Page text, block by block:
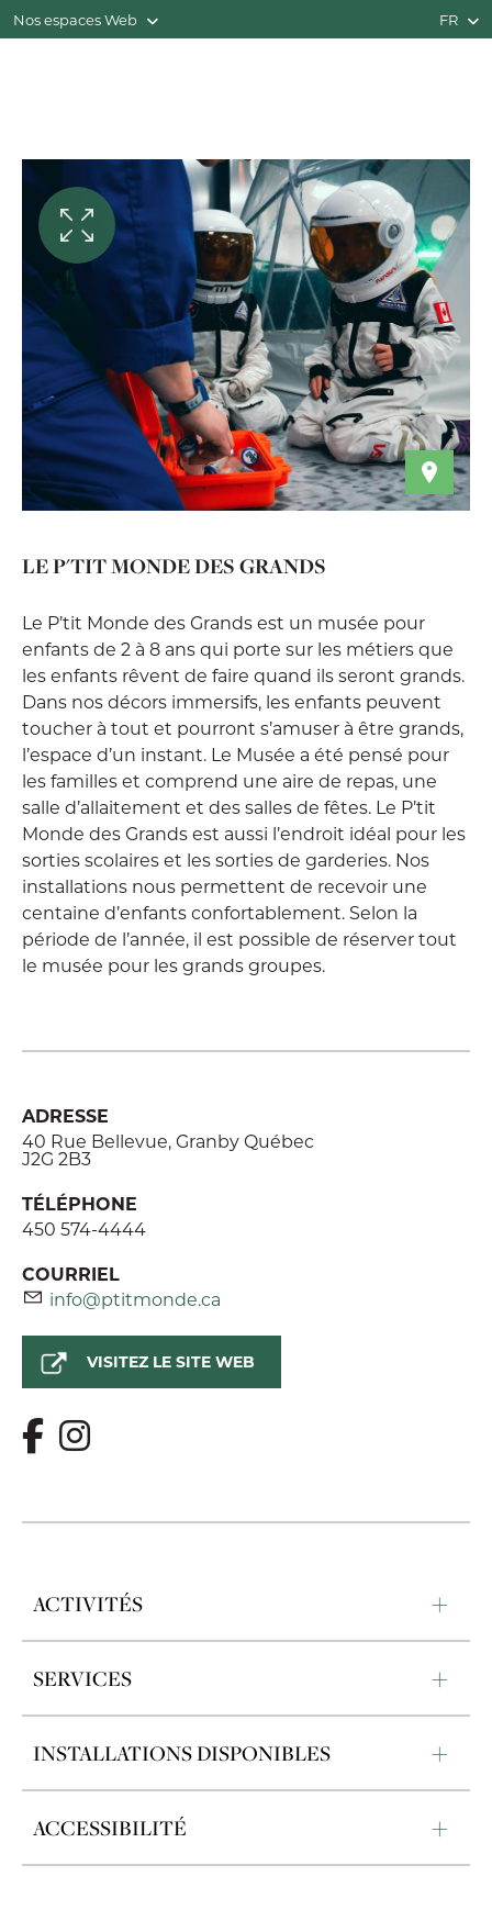
Nos espaces Web FR
LE P'TIT MONDE DES GRANDS
Le P’tit Monde des Grands est un musée pour
enfants de 2 à 8 ans qui porte sur les métiers que
les enfants rêvent de faire quand ils seront grands.
Dans nos décors immersifs, les enfants peuvent
toucher à tout et pourront s’amuser à être grands,
l’espace d’un instant. Le Musée a été pensé pour
les familles et comprend une aire de repas, une
salle d’allaitement et des salles de fêtes. Le P’tit
Monde des Grands est aussi l’endroit idéal pour les
sorties scolaires et les sorties de garderies. Nos
installations nous permettent de recevoir une
centaine d’enfants confortablement. Selon la
période de l’année, il est possible de réserver tout
le musée pour les grands groupes.
ADRESSE
40 Rue Bellevue, Granby Québec
J2G 2B3
TÉLÉPHONE
450 574-4444
COURRIEL
info@ptitmonde.ca
VISITEZ LE SITE WEB
ACTIVITÉS
SERVICES
INSTALLATIONS DISPONIBLES
ACCESSIBILITÉ